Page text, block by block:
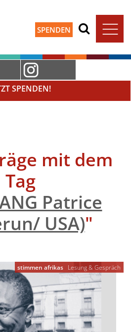
SPENDEN
SPENDEN!
mit dem
Tag
Patrice
USA)"
stimmen afrikas Lesung & Gespräch